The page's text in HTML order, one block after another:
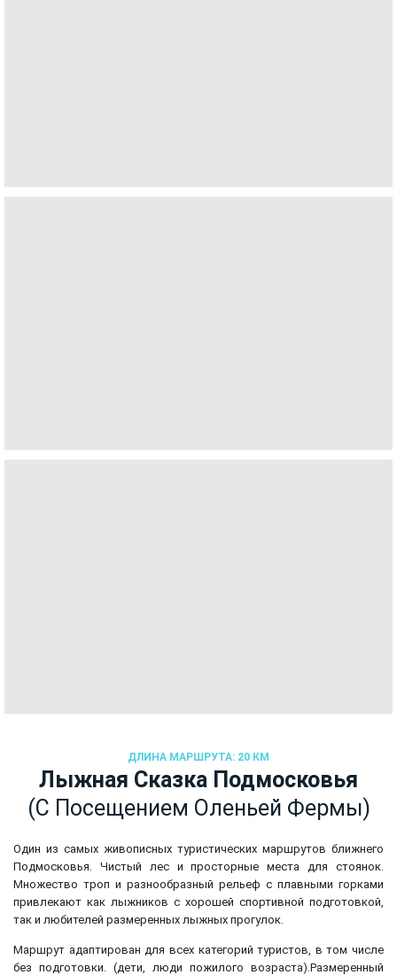
ДЛИНА МАРШРУТА: 20 КМ
Лыжная Сказка Подмосковья
(с Посещением Оленьей Фермы)
Один из самых живописных туристических маршрутов ближнего
Подмосковья. Чистый лес и просторные места для стоянок.
Множество троп и разнообразный рельеф с плавными горками
привлекают как лыжников с хорошей спортивной подготовкой,
так и любителей размеренных лыжных прогулок.
Маршрут адаптирован для всех категорий туристов, в том числе
без подготовки. (дети, люди пожилого возраста). Размеренный